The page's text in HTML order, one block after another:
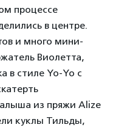
процессе
в центре.
и много мини-
Виолетта,
в стиле Yo-Yo с
из пряжи Alize
куклы Тильды,